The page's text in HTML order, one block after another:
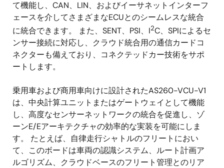
て機能し、CAN、LIN、およびイーサネットインターフ
ェースを介してさまざまなECUとのシームレスな統合
に統合できます。 また、SENT、PSI、I2C、SPIによるセ
ンサー接続に対応し、クラウド統合用の通信カードコ
ネクターも備えており、コネクテッドカー技術をサポ
ートします。
乗用車および商用車向けに設計されたAS260-VCU-V1
は、中央計算ユニットまたはゲートウェイとして機能
し、高度なセンサーネットワークの統合を促進し、ゾ
ーンE/Eアーキテクチャの効率的な実装を可能にしま
す。 たとえば、自律走行シャトルのフリートにおい
て、このボードは車両の認識システム、ルート計画ア
ルゴリズム、クラウドベースのフリート管理とのリア